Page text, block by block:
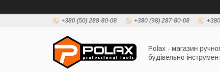
+380 (50) 288-80-08 +380 (98) 287-80-08
Polax - магазин
будівельно